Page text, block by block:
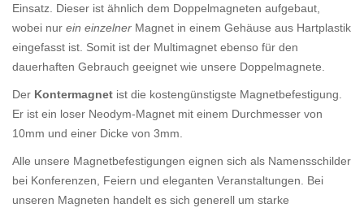
Einsatz. Dieser ist ähnlich dem Doppelmagneten aufgebaut,
wobei nur ein einzelner Magnet in einem Gehäuse aus Hartplastik
eingefasst ist. Somit ist der Multimagnet ebenso für den
dauerhaften Gebrauch geeignet wie unsere Doppelmagnete.
Der Kontermagnet ist die kostengünstigste Magnetbefestigung.
Er ist ein loser Neodym-Magnet mit einem Durchmesser von
10mm und einer Dicke von 3mm.
Alle unsere Magnetbefestigungen eignen sich als Namensschilder
bei Konferenzen, Feiern und eleganten Veranstaltungen. Bei
unseren Magneten handelt es sich generell um starke